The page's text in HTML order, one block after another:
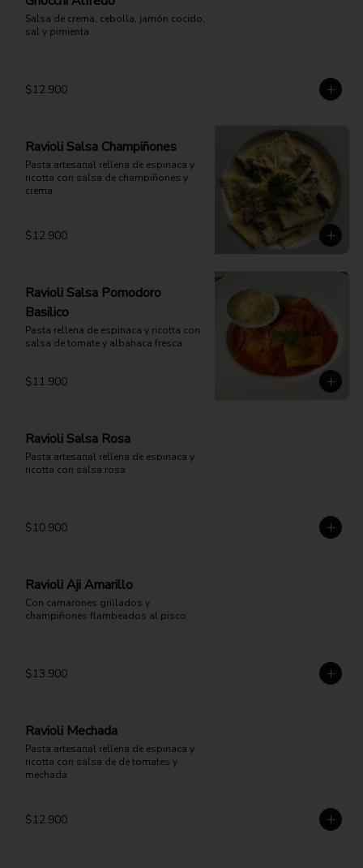
Salsa de crema, cebolla, jamón cocido,
sal y pimienta
$12.900
Ravioli Salsa Champiñones
Pasta artesanal rellena de espinaca y
ricotta con salsa de champiñones y
crema
$12.900
Ravioli Salsa Pomodoro
Basilico
Pasta rellena de espinaca y ricotta con
salsa de tomate y albahaca fresca
$11.900
Ravioli Salsa Rosa
Pasta artesanal rellena de espinaca y
ricotta con salsa rosa
$10.900
Ravioli Aji Amarillo
Con camarones grillados y
champiñones flambeados al pisco
$13.900
Ravioli Mechada
Pasta artesanal rellena de espinaca y
ricotta con salsa de de tomates y
mechada
$12.900